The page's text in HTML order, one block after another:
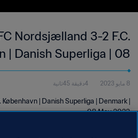
Nordsjælland 3-2 F.C.
| Danish Superliga | 08
May 2023
8 مايو 2023 4دقيقة 45ثانية
København | Danish Superliga | Denmark |
08 May 2023